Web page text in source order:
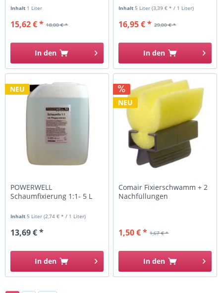
Inhalt 1 Liter
18,00 € *
15,62 € *
In den
Inhalt5 Liter(3,39 € * / 1 Liter)
29,00 € *
16,95 € *
In den
NEU
POWERWELL
Schaumfixierung 1:1- 5 L
Inhalt5 Liter(2,74 € * / 1 Liter)
13,69 € *
In den
NEU
Comair Fixierschwamm + 2
Nachfüllungen
1,67 € *
1,50 € *
In den